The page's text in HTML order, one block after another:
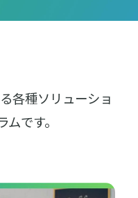
各種ソリューショ
です。